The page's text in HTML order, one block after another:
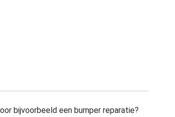
bijvoorbeeld een bumper reparatie?